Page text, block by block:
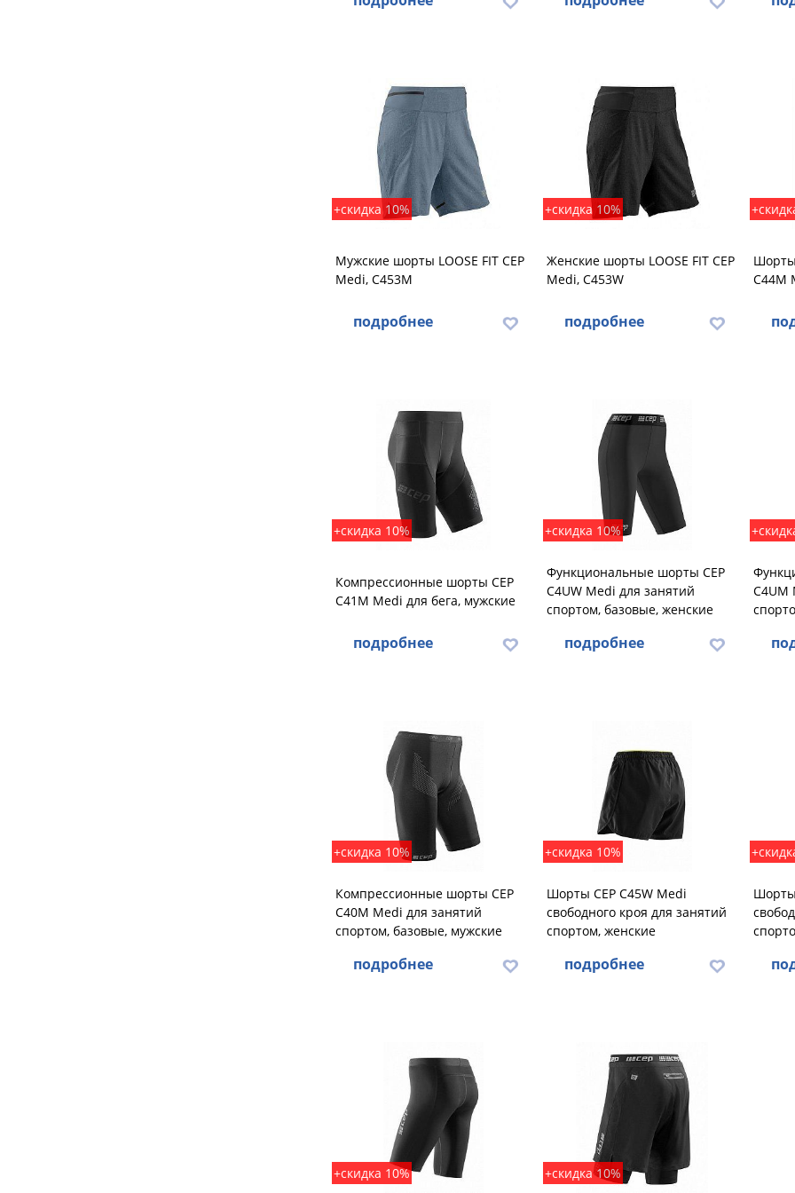
+скидка 10%
Мужские шорты LOOSE FIT CEP
Medi, C453M
подробнее
+скидка 10%
Женские шорты LOOSE FIT CEP
Medi, C453W
подробнее
Шорты
C44M
+скидка 10%
Компрессионные шорты CEP
C41M Medi для бега, мужские
подробнее
+скидка 10%
Функциональные шорты CEP
C4UW Medi для занятий
спортом, базовые, женские
подробнее
C4UM
+скидка 10%
Компрессионные шорты CEP
C40M Medi для занятий
спортом, базовые, мужские
подробнее
+скидка 10%
Шорты CEP C45W Medi
свободного кроя для занятий
спортом, женские
подробнее
Шорты
+скидка 10% +скидка 10%